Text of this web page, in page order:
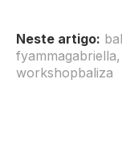
Neste artigo:
fyammagabriella,
workshopbaliza